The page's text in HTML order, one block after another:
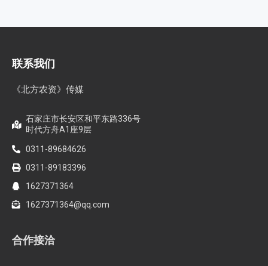
联系我们
《北方农资》传媒
石家庄市长安区和平东路336号
时代方舟A1座9层
0311-89684626
0311-89183396
1627371364
1627371364@qq.com
合作接洽